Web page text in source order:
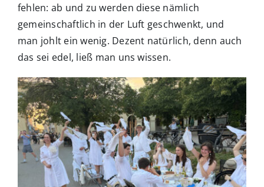
fehlen: ab und zu werden diese nämlich
gemeinschaftlich in der Luft geschwenkt, und
man johlt ein wenig. Dezent natürlich, denn auch
das sei edel, ließ man uns wissen.